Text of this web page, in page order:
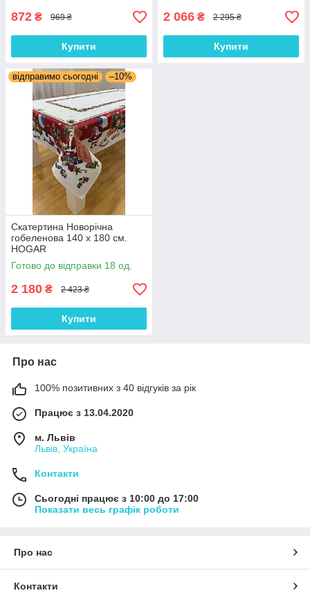
872 ₴ 969 ₴
Купити
2 066 ₴ 2 295 ₴
Купити
відправимо сьогодні –10%
Скатертина Новорічна
гобеленова 140 х 180 см.
HOGAR
Готово до відправки 18 од.
2 180 ₴ 2 423 ₴
Купити
Про нас
100% позитивних з 40 відгуків за рік
Працює з 13.04.2020
м. Львів
Львів, Україна
Контакти
Сьогодні працює з 10:00 до 17:00
Показати весь графік роботи
Про нас
Контакти